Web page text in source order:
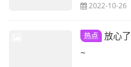
2022-10-26
热点
放心
~